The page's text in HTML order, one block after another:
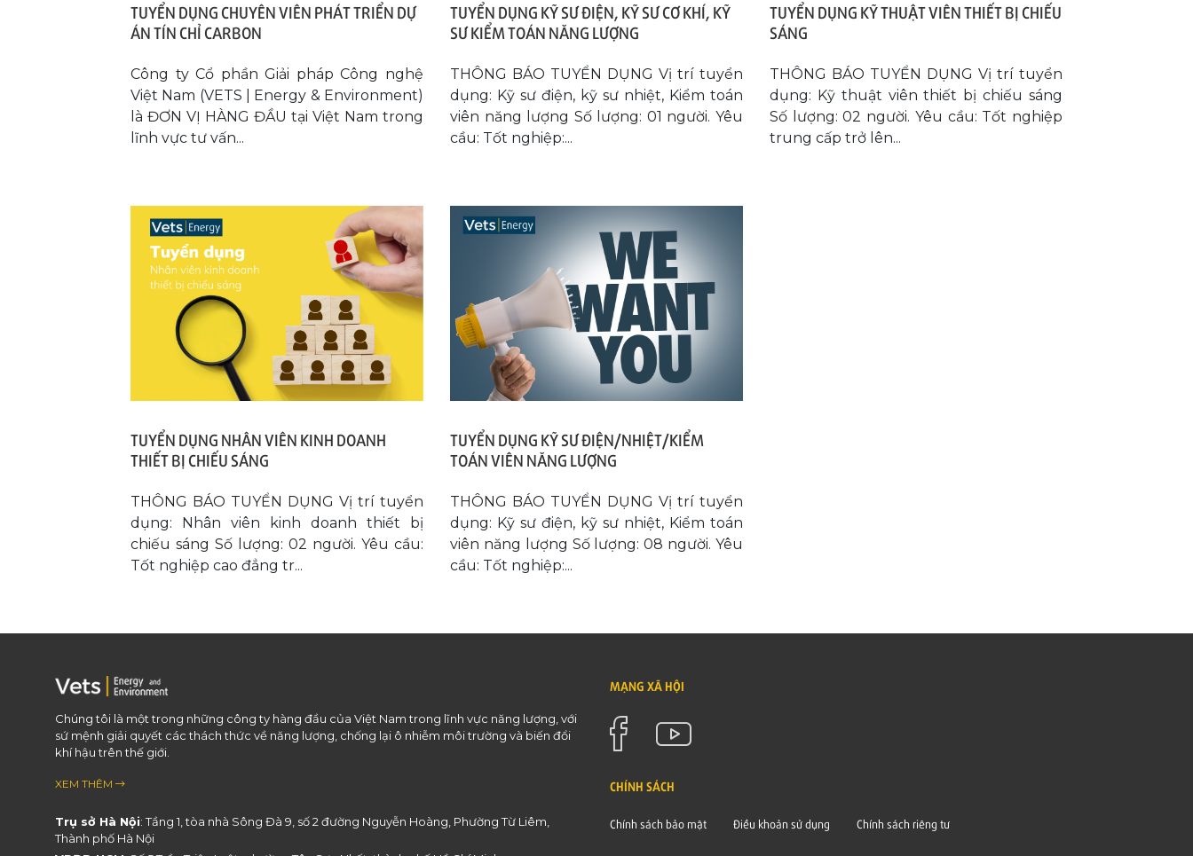
TUYỂN DỤNG CHUYÊN VIÊN PHÁT TRIỂN DỰ
ÁN TÍN CHỈ CARBON
Công ty Cổ phần Giải pháp Công nghệ
Việt Nam (VETS | Energy & Environment)
là ĐƠN VỊ HÀNG ĐẦU tại Việt Nam trong
lĩnh vực tư vấn...
TUYỂN DỤNG KỸ SƯ ĐIỆN, KỸ SƯ CƠ KHÍ, KỸ
SƯ KIỂM TOÁN NĂNG LƯỢNG
THÔNG BÁO TUYỂN DỤNG Vị trí tuyển
dụng: Kỹ sư điện, kỹ sư nhiệt, Kiểm toán
viên năng lượng Số lượng: 01 người. Yêu
cầu: Tốt nghiệp:...
TUYỂN DỤNG KỸ THUẬT VIÊN THIẾT BỊ CHIẾU
SÁNG
THÔNG BÁO TUYỂN DỤNG Vị trí tuyển
dụng: Kỹ thuật viên thiết bị chiếu sáng
Số lượng: 02 người. Yêu cầu: Tốt nghiệp
trung cấp trở lên...
TUYỂN DỤNG NHÂN VIÊN KINH DOANH
THIẾT BỊ CHIẾU SÁNG
THÔNG BÁO TUYỂN DỤNG Vị trí tuyển
dụng: Nhân viên kinh doanh thiết bị
chiếu sáng Số lượng: 02 người. Yêu cầu:
Tốt nghiệp cao đẳng tr...
TUYỂN DỤNG KỸ SƯ ĐIỆN/NHIỆT/KIỂM
TOÁN VIÊN NĂNG LƯỢNG
THÔNG BÁO TUYỂN DỤNG Vị trí tuyển
dụng: Kỹ sư điện, kỹ sư nhiệt, Kiểm toán
viên năng lượng Số lượng: 08 người. Yêu
cầu: Tốt nghiệp:...
Chúng tôi là một trong những công ty hàng đầu của Việt Nam trong lĩnh vực năng lượng, với
sứ mệnh giải quyết các thách thức về năng lượng, chống lại ô nhiễm môi trường và biến đổi
khí hậu trên thế giới.
XEM THÊM
Trụ sở Hà Nội: Tầng 1, tòa nhà Sông Đà 9, số 2 đường Nguyễn Hoàng, Phường Từ Liêm,
Thành phố Hà Nội
MẠNG XÃ HỘI
CHÍNH SÁCH
Chính sách bảo mật Điều khoản sử dụng Chính sách riêng tư